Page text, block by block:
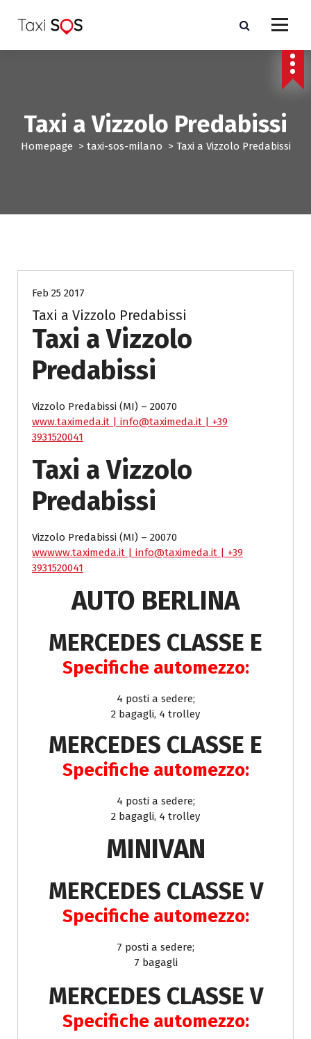
a
Taxi a Vizzolo Predabissi
Homepage > taxi-sos-milano > Taxi a Vizzolo Predabissi
Feb 25 2017
Taxi a Vizzolo Predabissi
Taxi a Vizzolo
Predabissi
Vizzolo Predabissi (MI) – 20070
www.taximeda.it | info@taximeda.it | +39
3931520041
Taxi a Vizzolo
Predabissi
Vizzolo Predabissi (MI) – 20070
wwwww.taximeda.it | info@taximeda.it | +39
3931520041
AUTO BERLINA
MERCEDES CLASSE E
Specifiche automezzo:
4 posti a sedere;
2 bagagli, 4 trolley
MERCEDES CLASSE E
Specifiche automezzo:
4 posti a sedere;
2 bagagli, 4 trolley
MINIVAN
MERCEDES CLASSE V
Specifiche automezzo:
7 posti a sedere;
7 bagagli
MERCEDES CLASSE V
Specifiche automezzo: